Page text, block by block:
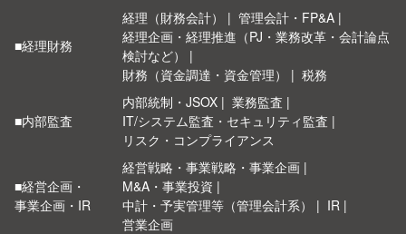
■経理財務
経理（財務会計）
管理会計・FP&A
経理企画・経理推進（PJ・業務改革・会計論点
検討など）
財務（資金調達・資金管理）
税務
■内部監査
内部統制・JSOX
業務監査
IT/システム監査・セキュリティ監査
リスク・コンプライアンス
■経営企画・
事業企画・IR
経営戦略・事業戦略・事業企画
M&A・事業投資
中計・予実管理等（管理会計系）
IR
営業企画